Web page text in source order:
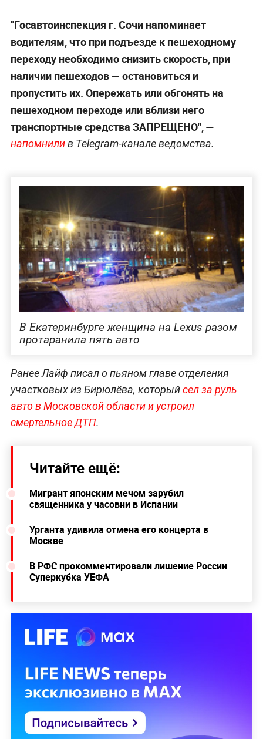
"Госавтоинспекция г. Сочи напоминает
водителям, что при подъезде к пешеходному
переходу необходимо снизить скорость, при
наличии пешеходов— остановиться и
пропустить их. Опережать или обгонять на
пешеходном переходе или вблизи него
транспортные средства ЗАПРЕЩЕНО", —
напомнилив Telegram-канале ведомства.
В Екатеринбурге женщина на Lexus разом
протаранила пять авто
Ранее Лайф писал о пьяном главе отделения
участковых из Бирюлёва, которыйсел за руль
авто в Московской области и устроил
смертельное ДТП.
Читайте ещё:
Мигрант японским мечом зарубил
священника у часовни в Испании
Урганта удивила отмена его концерта в
Москве
В РФС прокомментировали лишение России
Суперкубка УЕФА